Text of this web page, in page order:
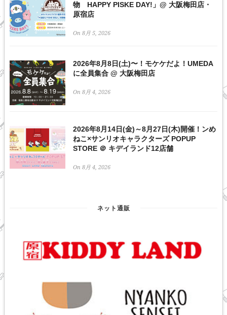
物 HAPPY PISKE DAY!」@ 大阪梅田店・
原宿店
On 8月 5, 2026
2026年8月8日(土)〜！モケケだよ！UMEDA
に全員集合 @ 大阪梅田店
On 8月 4, 2026
2026年8月14日(金)～8月27日(木)開催！ンめ
ねこ×サンリオキャラクターズ POPUP
STORE ＠ キデイランド12店舗
On 8月 4, 2026
ネット通販